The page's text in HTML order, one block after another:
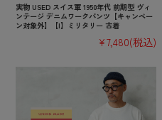
実物 USED スイス軍 1950年代 前期型 ヴィ
ンテージ デニムワークパンツ【キャンペー
ン対象外】【I】ミリタリー 古着
¥7,480(税込)